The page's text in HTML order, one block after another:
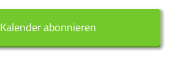
Kalender abonnieren